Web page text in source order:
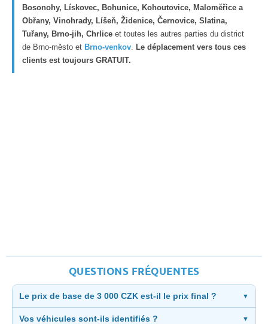
Bosonohy, Lískovec, Bohunice, Kohoutovice, Maloměřice a
Obřany, Vinohrady, Líšeň, Židenice, Černovice, Slatina,
Tuřany, Brno-jih, Chrliceet toutes les autres parties du district
de Brno-město et Brno-venkov. Le déplacement vers tous ces
clients est toujours GRATUIT.
QUESTIONS FRÉQUENTES
Le prix de base de 3 000 CZK est-il le prix final ? ▼
Vos véhicules sont-ils identifiés ? ▼